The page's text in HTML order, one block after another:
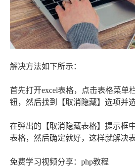
解决方法如下所示：
首先打开excel表格，点击表格菜单
钮，然后找到【取消隐藏】选项并选
在弹出的【取消隐藏表格】提示框
表格，然后确定就好，这样就解决
免费学习视频分享：php教程